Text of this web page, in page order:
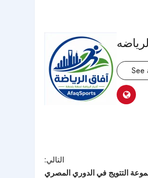
See
التالي:
التتويج في الدوري المصري